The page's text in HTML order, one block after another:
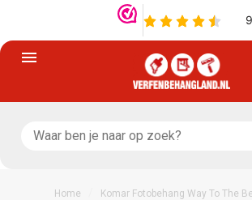
Home Komar Fotobehang Way To The